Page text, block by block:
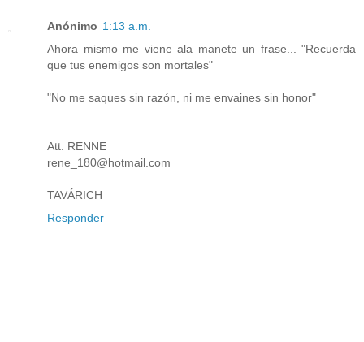
Anónimo 1:13 a.m.
Ahora mismo me viene ala manete un frase... "Recuerda
que tus enemigos son mortales"
"No me saques sin razón, ni me envaines sin honor"
Att. RENNE
rene_180@hotmail.com
TAVÁRICH
Responder